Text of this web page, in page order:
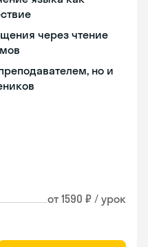
через чтение
но и
от 1590 ₽ / урок